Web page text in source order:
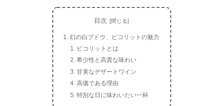
目次
幻の白ブドウ、ピコリットの魅力
ピコリットとは
希少性と高貴な味わい
甘美なデザートワイン
高価である理由
特別な日に味わいたい一杯